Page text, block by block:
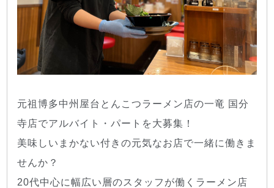
元祖博多中州屋台とんこつラーメン店の一竜 国分
寺店でアルバイト・パートを大募集！
美味しいまかない付きの元気なお店で一緒に働きま
せんか？
20代中心に幅広い層のスタッフが働くラーメン店